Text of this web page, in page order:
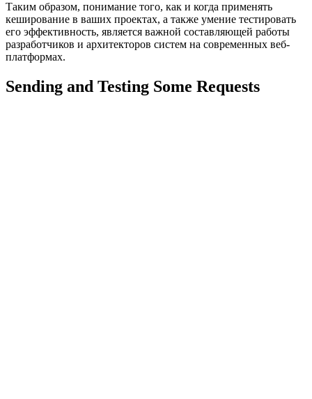
Таким образом, понимание того, как и когда применять
кеширование в ваших проектах, а также умение тестировать
его эффективность, является важной составляющей работы
разработчиков и архитекторов систем на современных веб-
платформах.
Sending and Testing Some Requests